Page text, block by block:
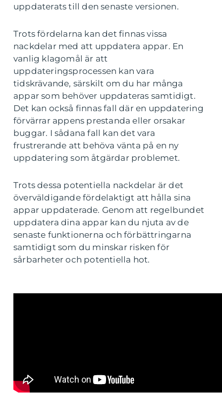
uppdaterats till den senaste versionen.
Trots fördelarna kan det finnas vissa
nackdelar med att uppdatera appar. En
vanlig klagomål är att
uppdateringsprocessen kan vara
tidskrävande, särskilt om du har många
appar som behöver uppdateras samtidigt.
Det kan också finnas fall där en uppdatering
förvärrar appens prestanda eller orsakar
buggar. I sådana fall kan det vara
frustrerande att behöva vänta på en ny
uppdatering som åtgärdar problemet.
Trots dessa potentiella nackdelar är det
överväldigande fördelaktigt att hålla sina
appar uppdaterade. Genom att regelbundet
uppdatera dina appar kan du njuta av de
senaste funktionerna och förbättringarna
samtidigt som du minskar risken för
sårbarheter och potentiella hot.